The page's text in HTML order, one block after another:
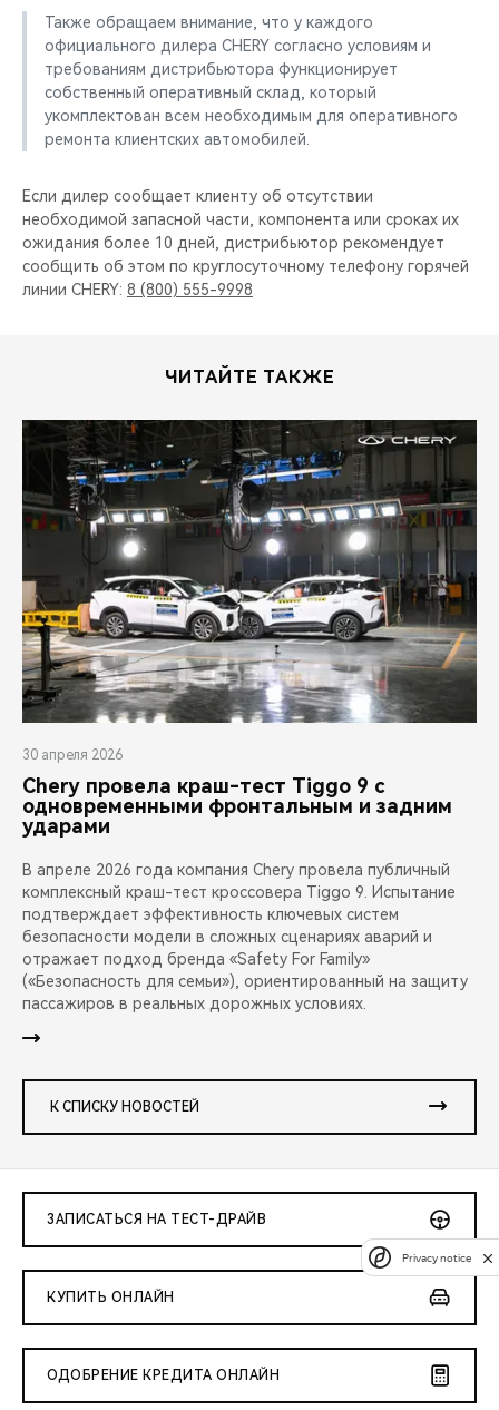
Также обращаем внимание, что у каждого
официального дилера CHERY согласно условиям и
требованиям дистрибьютора функционирует
собственный оперативный склад, который
укомплектован всем необходимым для оперативного
ремонта клиентских автомобилей.
Если дилер сообщает клиенту об отсутствии
необходимой запасной части, компонента или сроках их
ожидания более 10 дней, дистрибьютор рекомендует
сообщить об этом по круглосуточному телефону горячей
линии CHERY: 8 (800) 555-9998
ЧИТАЙТЕ ТАКЖЕ
30 апреля 2026
Chery провела краш-тест Tiggo 9 с
одновременными фронтальным и задним
ударами
В апреле 2026 года компания Chery провела публичный
комплексный краш-тест кроссовера Tiggo 9. Испытание
подтверждает эффективность ключевых систем
безопасности модели в сложных сценариях аварий и
отражает подход бренда «Safety For Family»
(«Безопасность для семьи»), ориентированный на защиту
пассажиров в реальных дорожных условиях.
К СПИСКУ НОВОСТЕЙ
ЗАПИСАТЬСЯ НА ТЕСТ-ДРАЙВ
КУПИТЬ ОНЛАЙН
ОДОБРЕНИЕ КРЕДИТА ОНЛАЙН
Privacy notice